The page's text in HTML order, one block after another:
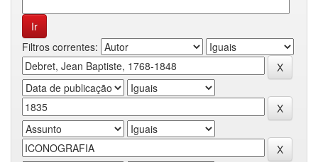
Filtros correntes: